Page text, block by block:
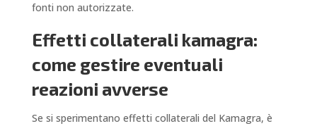
fonti non autorizzate.
Effetti collaterali kamagra:
come gestire eventuali
reazioni avverse
Se si sperimentano effetti collaterali del Kamagra, è